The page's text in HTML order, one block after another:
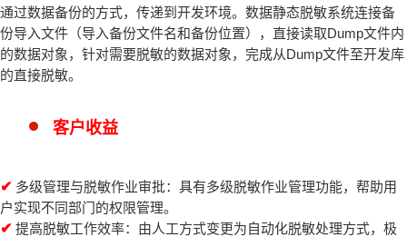
通过数据备份的方式，传递到开发环境。数据静态脱敏系统连接备
份导入文件（导入备份文件名和备份位置），直接读取Dump文件内
的数据对象，针对需要脱敏的数据对象，完成从Dump文件至开发库
的直接脱敏。
客户收益
✔ 多级管理与脱敏作业审批：具有多级脱敏作业管理功能，帮助用
户实现不同部门的权限管理。
✔ 提高脱敏工作效率：由人工方式变更为自动化脱敏处理方式，极